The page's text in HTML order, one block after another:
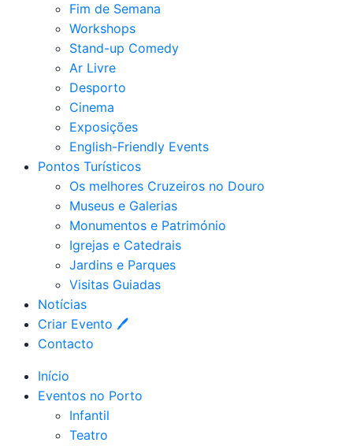
Fim de Semana
Workshops
Stand-up Comedy
Ar Livre
Desporto
Cinema
Exposições
English-Friendly Events
Pontos Turísticos
Os melhores Cruzeiros no Douro​
Museus e Galerias
Monumentos e Património
Igrejas e Catedrais
Jardins e Parques
Visitas Guiadas
Notícias
Criar Evento 🖊
Contacto
Início
Eventos no Porto
Infantil
Teatro